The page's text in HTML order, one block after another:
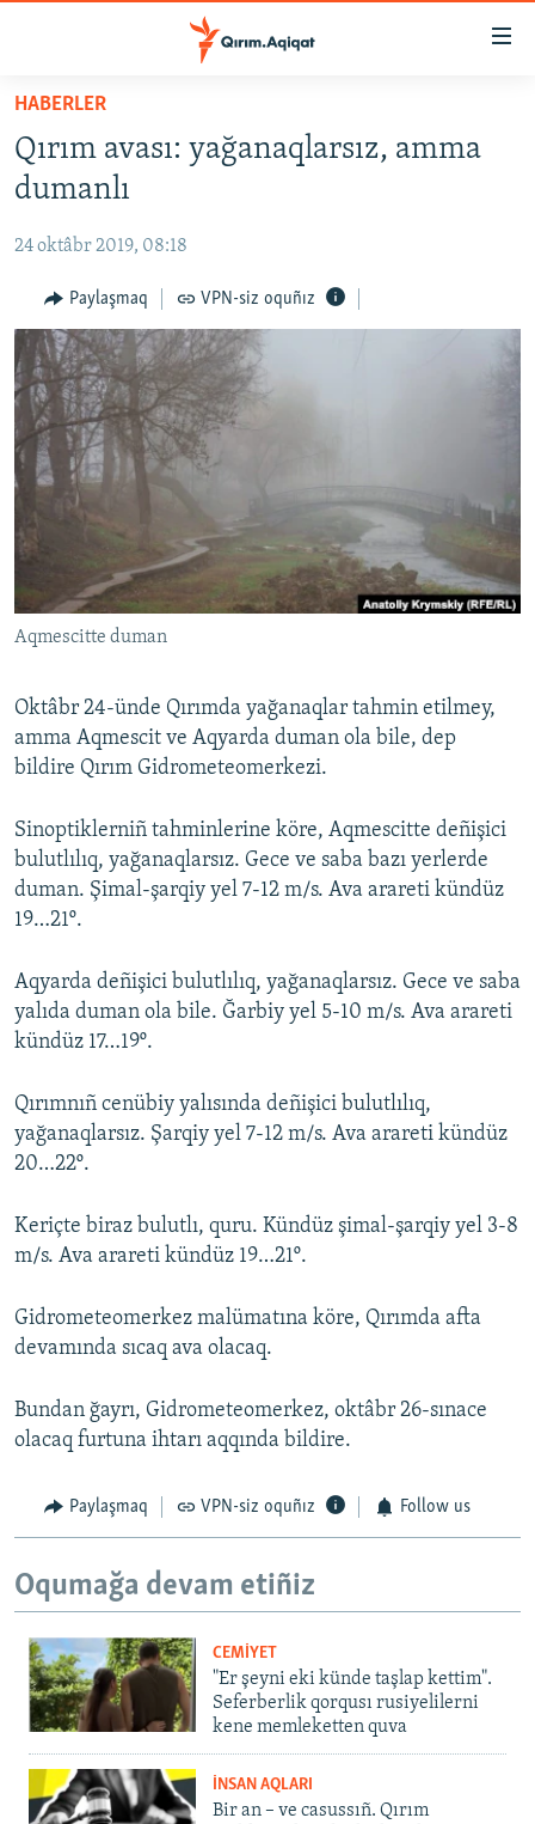
Esas
qaytmaq
Baş
qaytmaq
qaytmaq
SİYASET
CEMİYET
MEDENİYET
İNSAN AQLARI
VİDEO
SÜRET
BLOGLAR
FİKİR
Русский
Українською
HABERLER
Qırım avası: yağanaqlarsız, amma
dumanlı
24 oktâbr 2019, 08:18
Paylaşmaq VPN-siz oquñız
Aqmescitte duman
Oktâbr 24-ünde Qırımda yağanaqlar tahmin etilmey,
amma Aqmescit ve Aqyarda duman ola bile, dep
bildire Qırım Gidrometeomerkezi.
Sinoptiklerniñ tahminlerine köre, Aqmescitte deñişici
bulutlılıq, yağanaqlarsız. Gece ve saba bazı yerlerde
duman. Şimal-şarqiy yel 7-12 m/s. Ava arareti kündüz
19…21º.
Aqyarda deñişici bulutlılıq, yağanaqlarsız. Gece ve saba
yalıda duman ola bile. Ğarbiy yel 5-10 m/s. Ava arareti
kündüz 17…19º.
Qırımnıñ cenübiy yalısında deñişici bulutlılıq,
yağanaqlarsız. Şarqiy yel 7-12 m/s. Ava arareti kündüz
20…22º.
Keriçte biraz bulutlı, quru. Kündüz şimal-şarqiy yel 3-8
m/s. Ava arareti kündüz 19…21º.
Gidrometeomerkez malümatına köre, Qırımda afta
devamında sıcaq ava olacaq.
Bundan ğayrı, Gidrometeomerkez, oktâbr 26-sınace
olacaq furtuna ihtarı aqqında bildire.
Paylaşmaq VPN-siz oquñız Follow us
Oqumağa devam etiñiz
CEMİYET
"Er şeyni eki künde taşlap kettim".
Seferberlik qorqusı rusiyelilerni
kene memleketten quva
İNSAN AQLARI
Bir an – ve casussıñ. Qırım